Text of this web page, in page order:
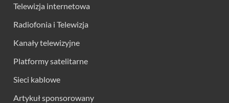
Telewizja internetowa
Radiofonia i Telewizja
Kanały telewizyjne
Platformy satelitarne
Sieci kablowe
Artykuł sponsorowany